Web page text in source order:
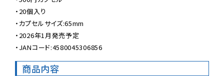
・20個入り
・カプセルサイズ:65mm
・2026年1月発売予定
商品内容